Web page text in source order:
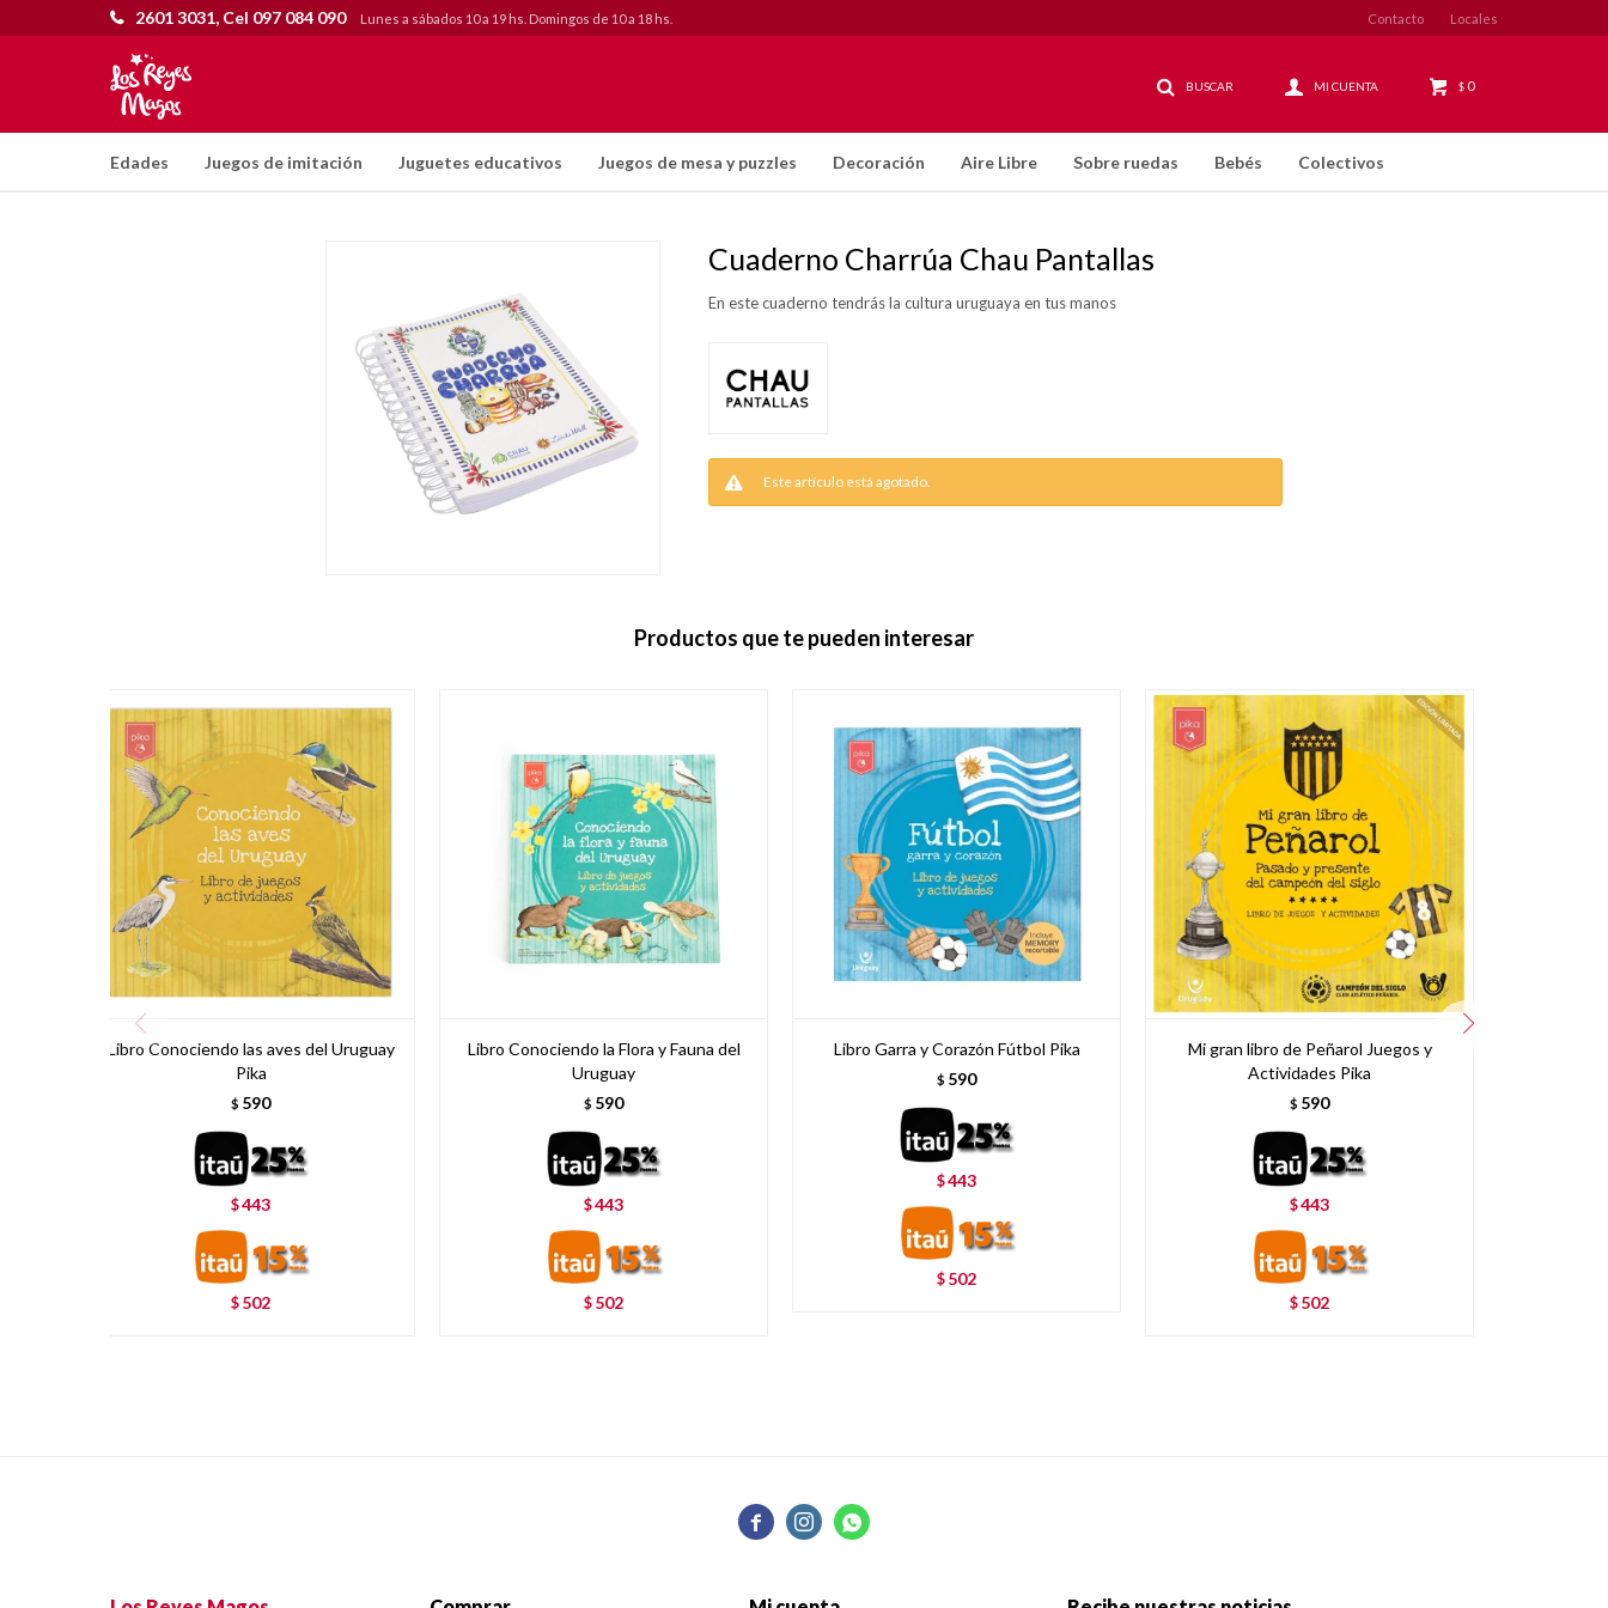
Edades Juegos de imitación Juguetes educativos Juegos de mesa y puzzles Decoración Aire Libre Sobre ruedas Bebés Colectivos
$ 0
2601 3031, Cel 097 084 090 Lunes a sábados 10 a 19 hs. Domingos de 10 a 18 hs. Contacto Locales
Cuaderno Charrúa Chau Pantallas
En este cuaderno tendrás la cultura uruguaya en tus manos
Este artículo está agotado.
Productos que te pueden interesar
Libro Conociendo las aves del Uruguay
Pika
$ 590
$443
$ 502
Libro Conociendo la Flora y Fauna del
Uruguay
$ 590
$443
$ 502
Libro Garra y Corazón Fútbol Pika
$ 590
$443
$ 502
Mi gran libro de Peñarol Juegos y
Actividades Pika
$ 590
$443
$ 502
  